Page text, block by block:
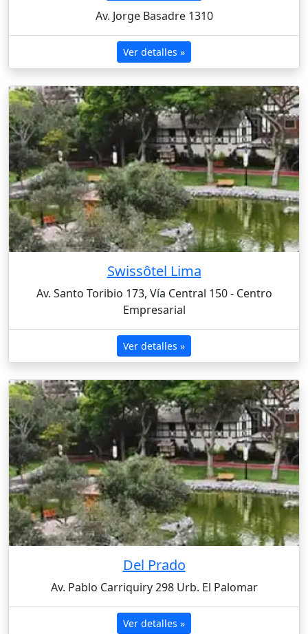
Av. Jorge Basadre 1310
Ver detalles »
Swissôtel Lima
Av. Santo Toribio 173, Vía Central 150 - Centro
Empresarial
Ver detalles »
Del Prado
Av. Pablo Carriquiry 298 Urb. El Palomar
Ver detalles »